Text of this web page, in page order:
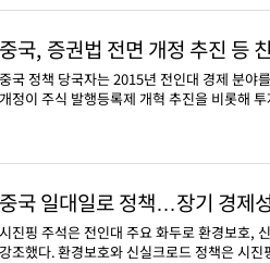
중국, 증권법 전면 개정 추진 등
중국 정책 당국자는 2015년 전인대 경제 분야
정이 주식 발행등록제 개혁 추진을 비롯해
국 일대일로 정책…장기 경제
진핑 주석은 전인대 주요 화두로 환경보호,
조했다. 환경보호와 신실크로드 정책은 시진